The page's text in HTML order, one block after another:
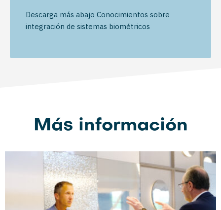
Descarga más abajo Conocimientos sobre
integración de sistemas biométricos
Más información